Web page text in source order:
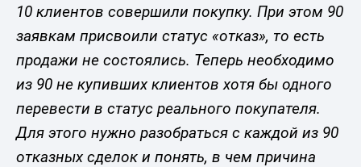
10 клиентов совершили покупку. При этом 90
заявкам присвоили статус «отказ», то есть
продажи не состоялись. Теперь необходимо
из 90 не купивших клиентов хотя бы одного
перевести в статус реального покупателя.
Для этого нужно разобраться с каждой из 90
отказных сделок и понять, в чем причина